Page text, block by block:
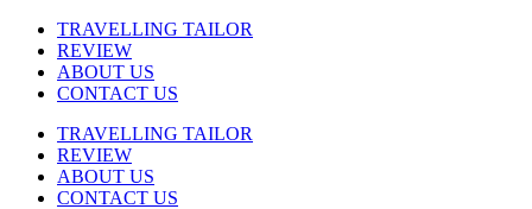
TRAVELLING TAILOR
REVIEW
ABOUT US
CONTACT US
TRAVELLING TAILOR
REVIEW
ABOUT US
CONTACT US